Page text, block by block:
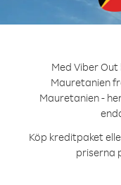
Med Viber
Mauretanien
Mauretanien -
Köp kreditpaket
priserna